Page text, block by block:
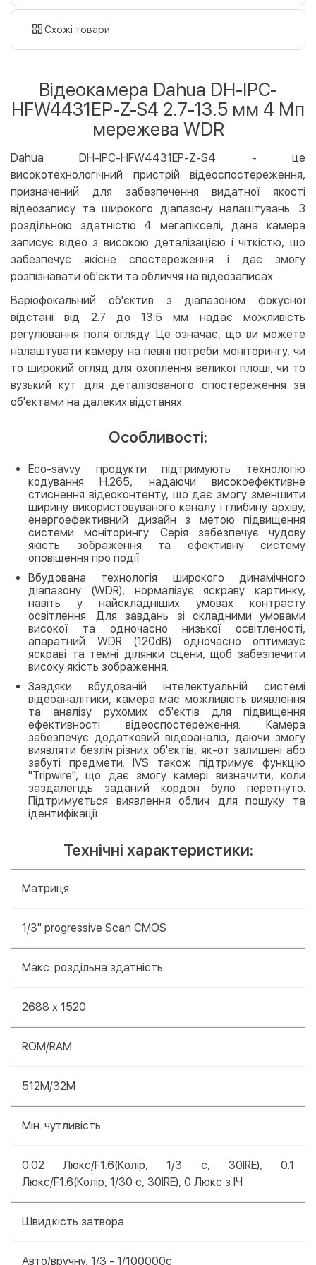
готівкою
картою
LiqPay
Apple Pay
Безготівковий розрахунок
Оплата на карту юр.особи
Оплата на рахунок юр.особи
Безкоштовно
Кредит
Миттєва розстрочка (Приватбанк)
Оплата частинами (Приватбанк)
Схожі товари
Відеокамера Dahua DH-IPC-
HFW4431EP-Z-S4 2.7-13.5 мм 4 Мп
мережева WDR
Dahua DH-IPC-HFW4431EP-Z-S4 - це
високотехнологічний пристрій відеоспостереження,
призначений для забезпечення видатної якості
відеозапису та широкого діапазону налаштувань. З
роздільною здатністю 4 мегапікселі, дана камера
записує відео з високою деталізацією і чіткістю, що
забезпечує якісне спостереження і дає змогу
розпізнавати об'єкти та обличчя на відеозаписах.
Варіофокальний об'єктив з діапазоном фокусної
відстані від 2.7 до 13.5 мм надає можливість
регулювання поля огляду. Це означає, що ви можете
налаштувати камеру на певні потреби моніторингу, чи
то широкий огляд для охоплення великої площі, чи то
вузький кут для деталізованого спостереження за
об'єктами на далеких відстанях.
Особливості:
Eco-savvy продукти підтримують технологію
кодування H.265, надаючи високоефективне
стиснення відеоконтенту, що дає змогу зменшити
ширину використовуваного каналу і глибину архіву,
енергоефективний дизайн з метою підвищення
системи моніторингу. Серія забезпечує чудову
якість зображення та ефективну систему
оповіщення про події.
Вбудована технологія широкого динамічного
діапазону (WDR), нормалізує яскраву картинку,
навіть у найскладніших умовах контрасту
освітлення. Для завдань зі складними умовами
високої та одночасно низької освітленості,
апаратний WDR (120dB) одночасно оптимізує
яскраві та темні ділянки сцени, щоб забезпечити
високу якість зображення.
Завдяки вбудованій інтелектуальній системі
відеоаналітики, камера має можливість виявлення
та аналізу рухомих об'єктів для підвищення
ефективності відеоспостереження. Камера
забезпечує додатковий відеоаналіз, даючи змогу
виявляти безліч різних об'єктів, як-от залишені або
забуті предмети. IVS також підтримує функцію
"Tripwire", що дає змогу камері визначити, коли
заздалегідь заданий кордон було перетнуто.
Підтримується виявлення облич для пошуку та
ідентифікації.
Технічні характеристики:
Матриця
1/3" progressive Scan CMOS
Макс. роздільна здатність
2688 x 1520
ROM/RAM
512M/32M
Мін. чутливість
0.02 Люкс/F1.6(Колір, 1/3 с, 30IRE), 0.1
Люкс/F1.6(Колір, 1/30 с, 30IRE), 0 Люкс з ІЧ
Швидкість затвора
Авто/вручну, 1/3 - 1/100000с